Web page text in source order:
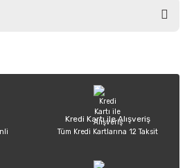
öneri formunu kullanarak tarafımıza
bulunuyor.
pahalı.
ilk yorumu siz yapın!
Kredi Kartı ile Alışveriş
Tüm Kredi Kartlarına 12 Taksit